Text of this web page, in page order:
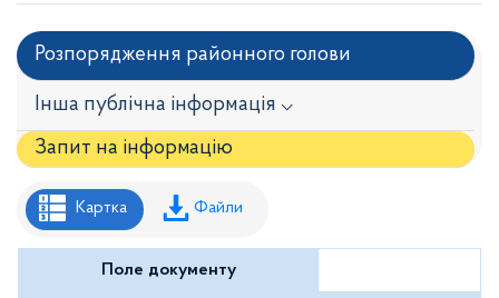
Розпорядження районного голови
Інша публічна інформація ⌵
Запит на iнформацію
Рішення районної ради
Рішення виконавчого комітету
Розпорядження районного голови
Картка Файли
Поле документу